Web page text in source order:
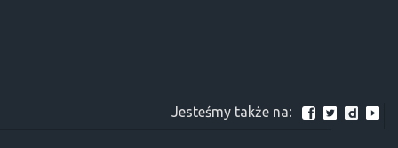
Jesteśmy także na: